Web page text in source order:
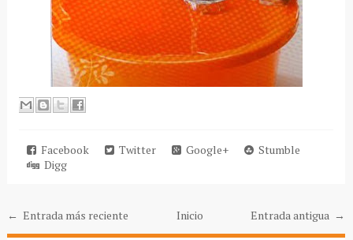
Facebook Twitter Google+
Stumble
Digg
← Entrada más reciente Entrada antigua →
Inicio